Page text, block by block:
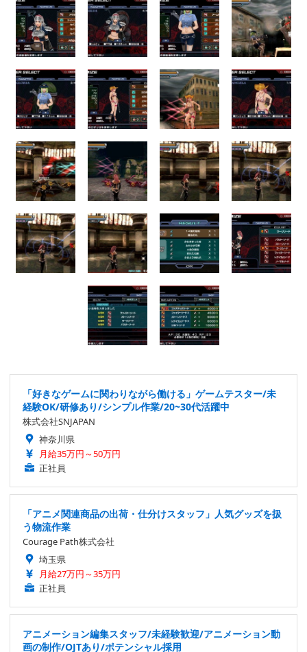
「好きなゲームに関わりながら働ける」ゲームテスター/未
経験OK/研修あり/シンプル作業/20~30代活躍中
株式会社SNJAPAN
神奈川県
月給35万円～50万円
正社員
「アニメ関連商品の出荷・仕分けスタッフ」人気グッズを扱
う物流作業
Courage Path株式会社
埼玉県
月給27万円～35万円
正社員
アニメーション編集スタッフ/未経験歓迎/アニメーション動
画の制作/OJTあり/ポテンシャル採用